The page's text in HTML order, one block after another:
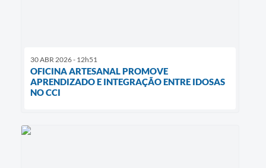
30 ABR 2026 - 12h51
OFICINA ARTESANAL PROMOVE
APRENDIZADO E INTEGRAÇÃO ENTRE IDOSAS
NO CCI